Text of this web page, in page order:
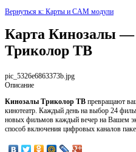
Вернуться к: Карты и CAM модули
Карта Кинозалы —
Триколор ТВ
pic_5326e6863373b.jpg
Описание
Кинозалы Триколор ТВ превращают
кинотеатр. Каждый день на выбор 24
новых фильмов каждый вечер на Вашем
способ включения цифровых каналов